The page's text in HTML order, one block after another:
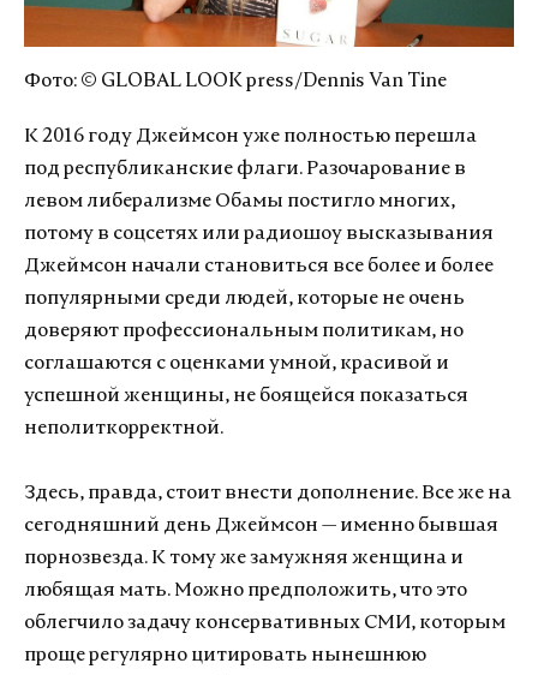
Фото: © GLOBAL LOOK press/Dennis Van Tine
К 2016 году Джеймсон уже полностью перешла
под республиканские флаги. Разочарование в
левом либерализме Обамы постигло многих,
потому в соцсетях или радиошоу высказывания
Джеймсон начали становиться все более и более
популярными среди людей, которые не очень
доверяют профессиональным политикам, но
соглашаются с оценками умной, красивой и
успешной женщины, не боящейся показаться
неполиткорректной.
Здесь, правда, стоит внести дополнение. Все же на
сегодняшний день Джеймсон — именно бывшая
порнозвезда. К тому же замужняя женщина и
любящая мать. Можно предположить, что это
облегчило задачу консервативных СМИ, которым
проще регулярно цитировать нынешнюю